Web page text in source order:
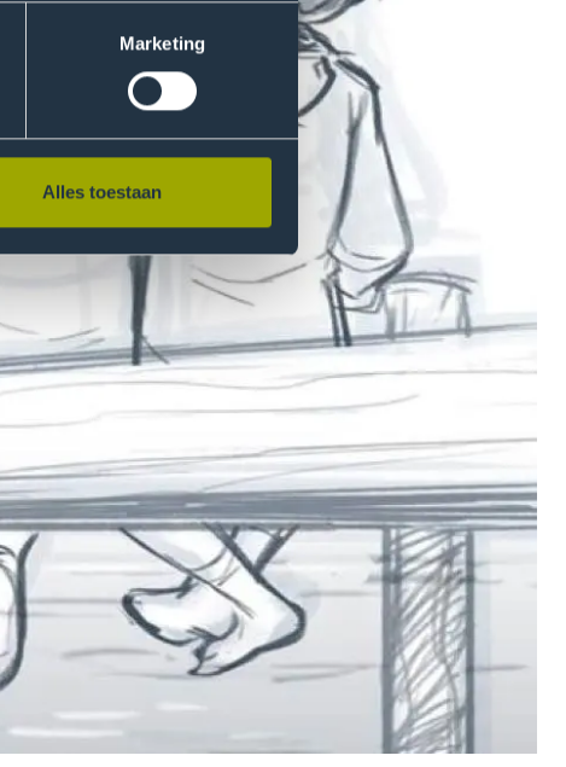
Marketing
Alles toestaan